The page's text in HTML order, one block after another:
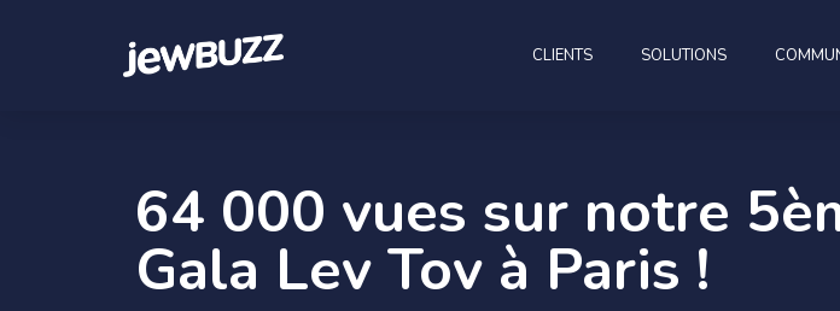
CLIENTS SOLUTIONS
64 000 vues sur notre
Gala Lev Tov à Paris !